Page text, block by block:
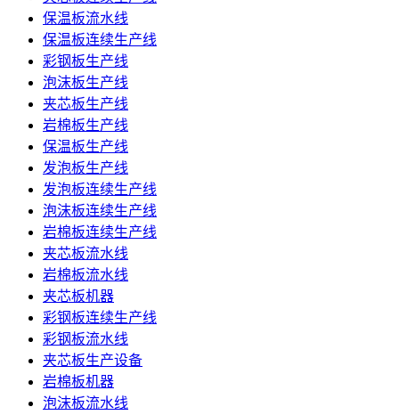
保温板流水线
保温板连续生产线
彩钢板生产线
泡沫板生产线
夹芯板生产线
岩棉板生产线
保温板生产线
发泡板生产线
发泡板连续生产线
泡沫板连续生产线
岩棉板连续生产线
夹芯板流水线
岩棉板流水线
夹芯板机器
彩钢板连续生产线
彩钢板流水线
夹芯板生产设备
岩棉板机器
泡沫板流水线